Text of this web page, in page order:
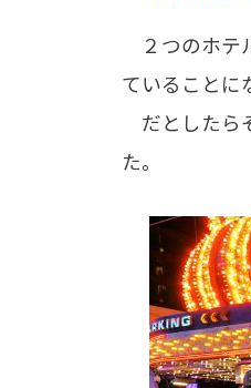
２つのホテ
ていることに
だとしたら
た。